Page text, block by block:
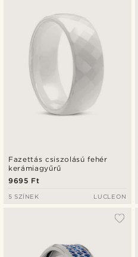
Fazettás csiszolású fehér
kerámiagyűrű
9695 Ft
5 SZÍNEK LUCLEON